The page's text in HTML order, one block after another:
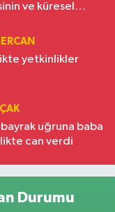
ve küresel
yükselen gücü
yetkinlikler
uğruna baba
can verdi
Durumu